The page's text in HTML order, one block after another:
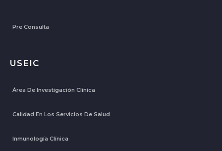
Pre Consulta
USEIC
Área De Investigación Clínica
Calidad En Los Servicios De Salud
Inmunología Clínica